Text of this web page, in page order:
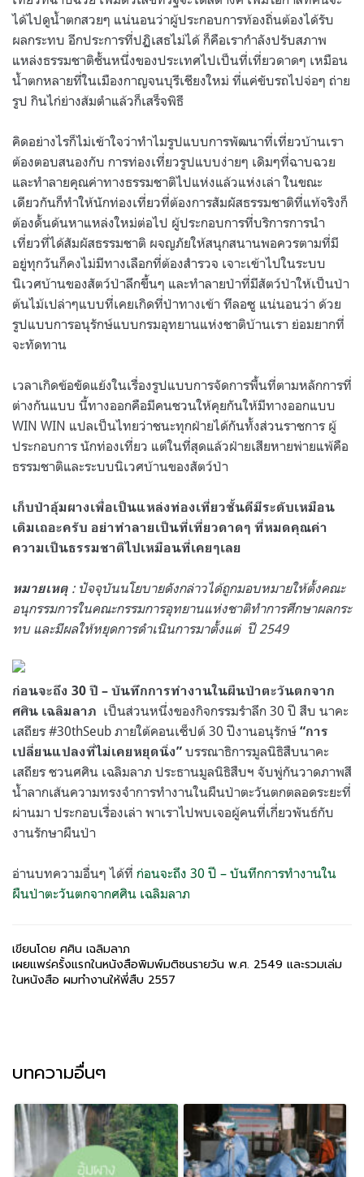
ได้ไปดูน้ำตกสวยๆ แน่นอนว่าผู้ประกอบการท้องถิ่นต้องได้รับ
ผลกระทบ อีกประการที่ปฏิเสธไม่ได้ ก็คือเรากำลังปรับสภาพ
แหล่งธรรมชาติชั้นหนึ่งของประเทศไปเป็นที่เที่ยวดาดๆ เหมือน
น้ำตกหลายที่ในเมืองกาญจนบุรีเชียงใหม่ ที่แค่ขับรถไปจ่อๆ ถ่าย
รูป กินไก่ย่างส้มตำแล้วก็เสร็จพิธี
คิดอย่างไรก็ไม่เข้าใจว่าทำไมรูปแบบการพัฒนาที่เที่ยวบ้านเรา
ต้องตอบสนองกับ การท่องเที่ยวรูปแบบง่ายๆ เดิมๆที่ฉาบฉวย
และทำลายคุณค่าทางธรรมชาติไปแห่งแล้วแห่งเล่า ในขณะ
เดียวกันก็ทำให้นักท่องเที่ยวที่ต้องการสัมผัสธรรมชาติที่แท้จริงก็
ต้องดั้นด้นหาแหล่งใหม่ต่อไป ผู้ประกอบการที่บริการการนำ
เที่ยวที่ได้สัมผัสธรรมชาติ ผจญภัยให้สนุกสนานพอควรตามที่มี
อยู่ทุกวันก็คงไม่มีทางเลือกที่ต้องสำรวจ เจาะเข้าไปในระบบ
นิเวศบ้านของสัตว์ป่าลึกขึ้นๆ และทำลายป่าที่มีสัตว์ป่าให้เป็นป่า
ต้นไม้เปล่าๆแบบที่เคยเกิดที่ป่าทางเข้า ทีลอซู แน่นอนว่า ด้วย
รูปแบบการอนุรักษ์แบบกรมอุทยานแห่งชาติบ้านเรา ย่อมยากที่
จะทัดทาน
เวลาเกิดข้อขัดแย้งในเรื่องรูปแบบการจัดการพื้นที่ตามหลักการที่
ต่างกันแบบ นี้ทางออกคือมีคนชวนให้คุยกันให้มีทางออกแบบ
WIN WIN แปลเป็นไทยว่าชนะทุกฝ่ายได้กันทั้งส่วนราชการ ผู้
ประกอบการ นักท่องเที่ยว แต่ในที่สุดแล้วฝ่ายเสียหายพ่ายแพ้คือ
ธรรมชาติและระบบนิเวศบ้านของสัตว์ป่า
เก็บป่าอุ้มผางเพื่อเป็นแหล่งท่องเที่ยวชั้นดีมีระดับเหมือน
เดิมเถอะครับ อย่าทำลายเป็นที่เที่ยวดาดๆ ที่หมดคุณค่า
ความเป็นธรรมชาติไปเหมือนที่เคยๆเลย
หมายเหตุ : ปัจจุบันนโยบายดังกล่าวได้ถูกมอบหมายให้ตั้งคณะ
อนุกรรมการในคณะกรรมการอุทยานแห่งชาติทำการศึกษาผลกระ
ทบ และมีผลให้หยุดการดำเนินการมาตั้งแต่ ปี 2549
ก่อนจะถึง 30 ปี – บันทึกการทำงานในผืนป่าตะวันตกจาก
ศศิน เฉลิมลาภ เป็นส่วนหนึ่งของกิจกรรมรำลึก 30 ปี สืบ นาคะ
เสถียร #30thSeub ภายใต้คอนเซ็ปต์ 30 ปีงานอนุรักษ์ “การ
เปลี่ยนแปลงที่ไม่เคยหยุดนิ่ง” บรรณาธิการมูลนิธิสืบนาคะ
เสถียร ชวนศศิน เฉลิมลาภ ประธานมูลนิธิสืบฯ จับพู่กันวาดภาพสี
น้ำลากเส้นความทรงจำการทำงานในผืนป่าตะวันตกตลอดระยะที่
ผ่านมา ประกอบเรื่องเล่า พาเราไปพบเจอผู้คนที่เกี่ยวพันธ์กับ
งานรักษาผืนป่า
อ่านบทความอื่นๆ ได้ที่ ก่อนจะถึง 30 ปี – บันทึกการทำงานใน
ผืนป่าตะวันตกจากศศิน เฉลิมลาภ
เขียนโดย ศศิน เฉลิมลาภ
เผยแพร่ครั้งแรกในหนังสือพิมพ์มติชนรายวัน พ.ศ. 2549 และรวมเล่ม
ในหนังสือ ผมทำงานให้พี่สืบ 2557
บทความอื่นๆ